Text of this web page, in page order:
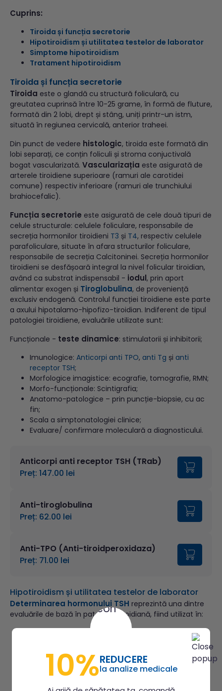
Cuprins:
Tiroida și funcția secretorie
Hipotiroidism și utilitatea testelor de laborator
Simptome hipotiroidism
Tratament hipotiroidism
Tiroida și funcția secretorie
Tiroida este o glandă cu structură foliculară, cu
greutatea cuprinsă între 10-25 grame, în formă de fluture,
formată din 2 lobi, drept și stâng, uniți printr-un istm,
situată în regiunea cervicală, anterior traheei.
Din punct de vedere histologic, tiroida este formată din
lobi separați, ce conțin foliculi și stroma conjuctivală
bogat vascularizată. Vascularizația este asigurată de
arterele tiroidiene superioare (ramuri ale carotidei
comune) respectiv inferioare (ramuri ale trunchiului
brahiocefalic).
Funcția secretorie este asigurată de cele două tipuri de
celule structurale: celulele foliculare, responsabile de
secreția hormonilor tiroidieni T3 și T4, respectiv celulele
parafoliculare, situate în afara structurilor foliculare,
responsabile de secreția Calcitoninei. Secreția hormonilor
tiroidieni se desfășoară integral la nivel folicular tiroidian,
având ca substrat indispensabil - iodul, prin aport
alimentar exogen și Tiroglobulina, de proveniență
exclusiv endogenă. Controlul funcției tiroidiene este parte
a axului hipotalamo-hipofizo-tiroidian. Indiferent de tipul
patologiei tiroidiene, evaluările utilizate sunt:
Funcționale - teste dinamice: stimulatorii și inhibitorii;
Imunologice: Anticorpi anti TPO, anti Tg și anti
receptor TSH;
Morfologice imagistice: ecografie, tomografie, RMN;
Morfo-funcționale: Scintigrafia;
Anatomo-patologice – prin puncție-biopsie, cu ac
fin;
Scala a simptonatologiei clinice;
Evaluare/ confirmare moleculară a diagnosticului.
Anticorpi anti receptor TSH (TRab)
Preț: 147.00 lei
Anti-tiroglobulina
Preț: 62.00 lei
Anti-TPO (Anti-tiroidperoxidaza)
Preț: 71.00 lei
Hipotiroidism și utilitatea testelor de laborator
Determinarea hormonului TSH reprezintă una dintre
evaluările de bază în patologia tiroidiană, fiind utilizat în:
screening diagnostic pentru disfuncțiile tiroidiene, în
prezența unor minime simptome ce sugerează
acest lucru;
screeningul neonatal al nou-născuților în ziua 3-a
de viață;10%REDUCERE
la analize medicale